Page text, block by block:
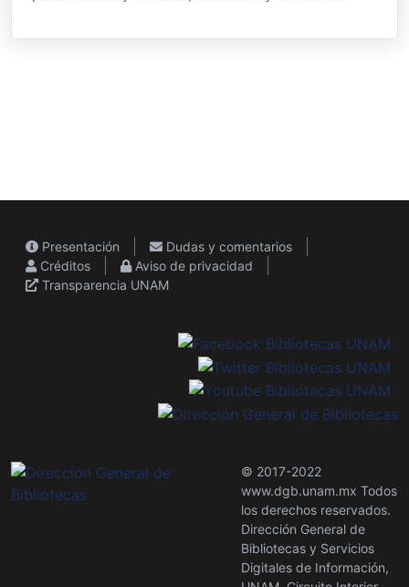
Presentación
Dudas y comentarios
Créditos
Aviso de privacidad
Transparencia UNAM
© 2017-2022
www.dgb.unam.mx Todos
los derechos reservados.
Dirección General de
Bibliotecas y Servicios
Digitales de Información,